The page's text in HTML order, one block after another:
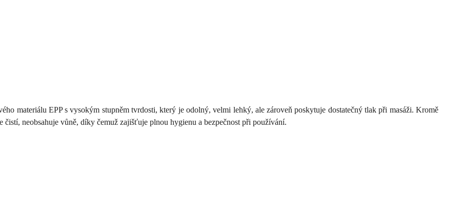
materiálu EPP s vysokým stupněm tvrdosti, který je odolný, velmi lehký, ale zároveň poskytuje dostatečný tlak při masáži. Kromě
čistí, neobsahuje vůně, díky čemuž zajišťuje plnou hygienu a bezpečnost při používání.